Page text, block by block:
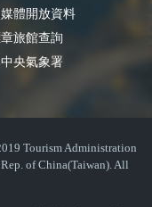
體開放資料
旅館查詢
央氣象署
Tourism Administration
of China(Taiwan). All